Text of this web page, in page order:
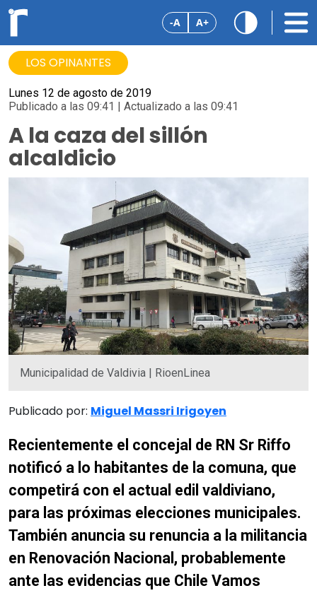
-A A+
LOS OPINANTES
Lunes 12 de agosto de 2019
Publicado a las 09:41 | Actualizado a las 09:41
A la caza del sillón
alcaldicio
Municipalidad de Valdivia | RioenLinea
Publicado por: Miguel Massri Irigoyen
Recientemente el concejal de RN Sr Riffo
notificó a lo habitantes de la comuna, que
competirá con el actual edil valdiviano,
para las próximas elecciones municipales.
También anuncia su renuncia a la militancia
en Renovación Nacional, probablemente
ante las evidencias que Chile Vamos